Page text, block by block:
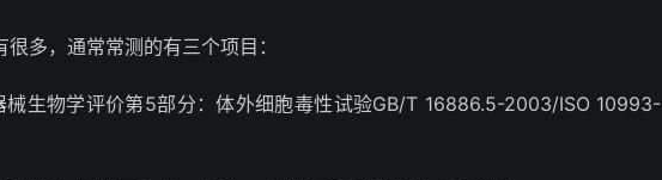
多，通常常测的有三个项目：
械生物学评价第5部分：体外细胞毒性试验GB/T 16886.5-2003/ISO 10993-